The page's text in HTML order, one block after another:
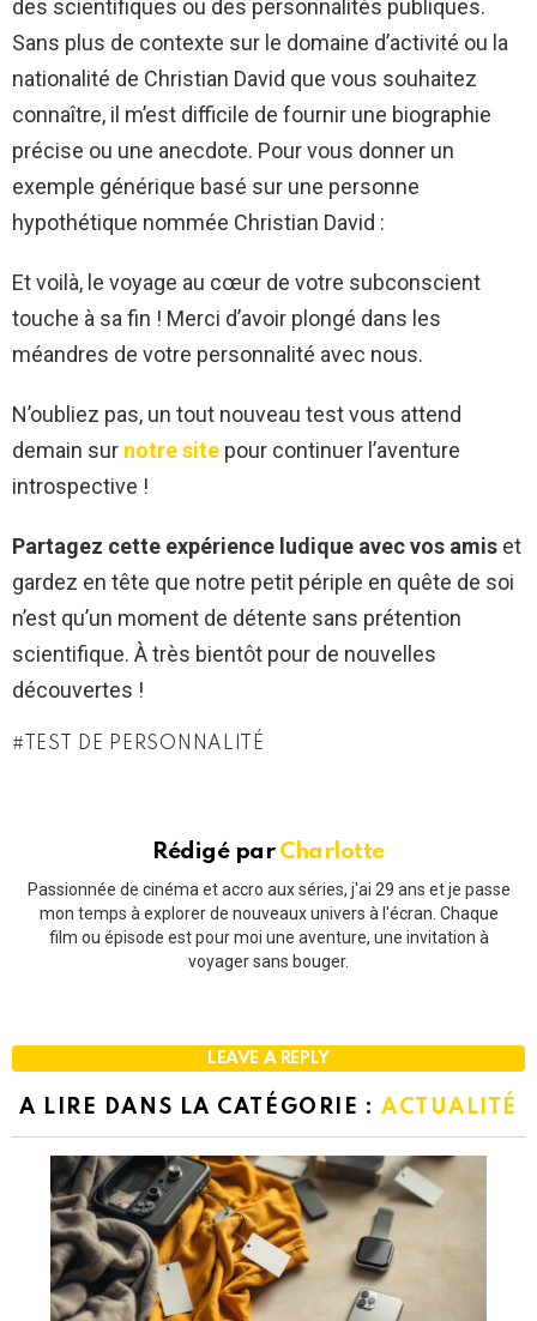
des scientifiques ou des personnalités publiques.
Sans plus de contexte sur le domaine d’activité ou la
nationalité de Christian David que vous souhaitez
connaître, il m’est difficile de fournir une biographie
précise ou une anecdote. Pour vous donner un
exemple générique basé sur une personne
hypothétique nommée Christian David :
Et voilà, le voyage au cœur de votre subconscient
touche à sa fin ! Merci d’avoir plongé dans les
méandres de votre personnalité avec nous.
N’oubliez pas, un tout nouveau test vous attend
demain sur notre site pour continuer l’aventure
introspective !
Partagez cette expérience ludique avec vos amis et
gardez en tête que notre petit périple en quête de soi
n’est qu’un moment de détente sans prétention
scientifique. À très bientôt pour de nouvelles
découvertes !
TEST DE PERSONNALITÉ
Rédigé par Charlotte
Passionnée de cinéma et accro aux séries, j'ai 29 ans et je passe
mon temps à explorer de nouveaux univers à l'écran. Chaque
film ou épisode est pour moi une aventure, une invitation à
voyager sans bouger.
LEAVE A REPLY
A LIRE DANS LA CATÉGORIE : ACTUALITÉ